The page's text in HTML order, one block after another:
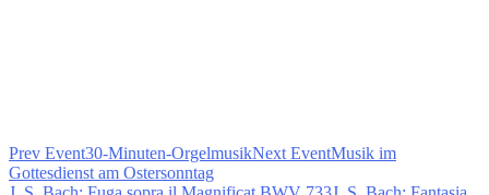
Prev Event30-Minuten-OrgelmusikNext EventMusik im
Gottesdienst am Ostersonntag